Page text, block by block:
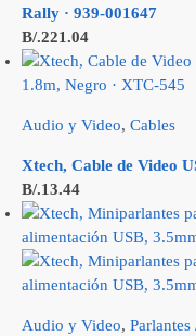
Rally · 939-001647
B/.221.04
Audio y Video, Cables
Xtech, Cable de Video
B/.13.44
Audio y Video,